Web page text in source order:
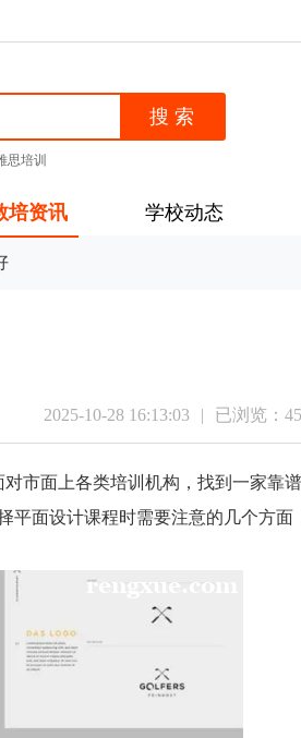
思培训
培资讯 学校动态
2025-10-28 16:13:03 | 已浏览：
市面上各类培训机构，找到一家靠
平面设计课程时需要注意的几个方面